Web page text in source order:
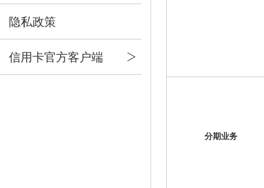
隐私政策
信用卡官方客户端
分期业务